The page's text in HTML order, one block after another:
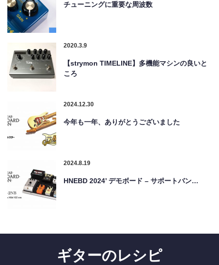
チューニングに重要な周波数
2020.3.9
【strymon TIMELINE】多機能マシンの良いと
ころ
2024.12.30
今年も一年、ありがとうございました
2024.8.19
HNEBD 2024’ デモボード – サポートバン…
ギターのレシピ